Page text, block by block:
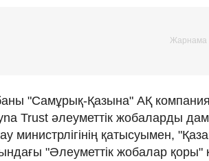
"Самұрық-Қазына" АҚ
Trust әлеуметтік жобаларды
министрлігінің қатысуымен,
"Әлеуметтік жобалар қоры"